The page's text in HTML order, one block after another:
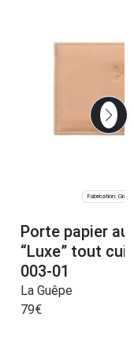
Fabrication:
Porte papier
“Luxe” tout
003-01
La Guêpe
79€